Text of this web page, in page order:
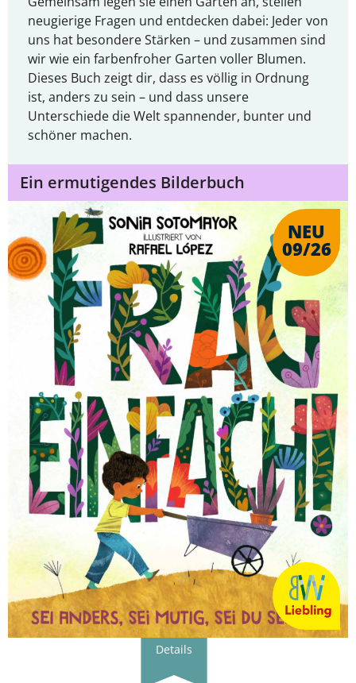
NEU
09/26
Details
neugierige Fragen und entdecken dabei: Jeder von
uns hat besondere Stärken – und zusammen sind
wir wie ein farbenfroher Garten voller Blumen.
Dieses Buch zeigt dir, dass es völlig in Ordnung
ist, anders zu sein – und dass unsere
Unterschiede die Welt spannender, bunter und
schöner machen.
Ein ermutigendes Bilderbuch